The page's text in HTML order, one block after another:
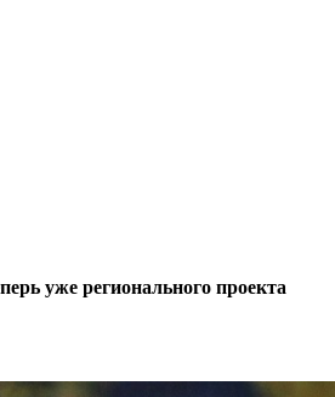
уже регионального проекта